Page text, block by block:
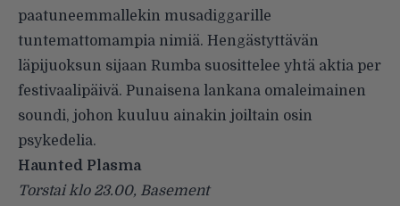
paatuneemmallekin musadiggarille
tuntemattomampia nimiä. Hengästyttävän
läpijuoksun sijaan Rumba suosittelee yhtä aktia per
festivaalipäivä. Punaisena lankana omaleimainen
soundi, johon kuuluu ainakin joiltain osin
psykedelia.
Haunted Plasma
Torstai klo 23.00, Basement